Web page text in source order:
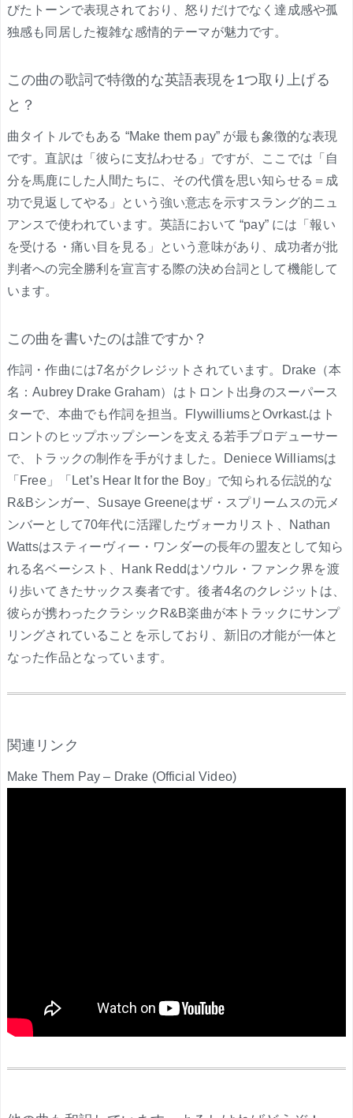
びたトーンで表現されており、怒りだけでなく達成感や孤
独感も同居した複雑な感情的テーマが魅力です。
この曲の歌詞で特徴的な英語表現を1つ取り上げる
と？
曲タイトルでもある “Make them pay” が最も象徴的な表現
です。直訳は「彼らに支払わせる」ですが、ここでは「自
分を馬鹿にした人間たちに、その代償を思い知らせる＝成
功で見返してやる」という強い意志を示すスラング的ニュ
アンスで使われています。英語において “pay” には「報い
を受ける・痛い目を見る」という意味があり、成功者が批
判者への完全勝利を宣言する際の決め台詞として機能して
います。
この曲を書いたのは誰ですか？
作詞・作曲には7名がクレジットされています。Drake（本
名：Aubrey Drake Graham）はトロント出身のスーパース
ターで、本曲でも作詞を担当。FlywilliumsとOvrkast.はト
ロントのヒップホップシーンを支える若手プロデューサー
で、トラックの制作を手がけました。Deniece Williamsは
「Free」「Let’s Hear It for the Boy」で知られる伝説的な
R&Bシンガー、Susaye Greeneはザ・スプリームスの元メ
ンバーとして70年代に活躍したヴォーカリスト、Nathan
Wattsはスティーヴィー・ワンダーの長年の盟友として知ら
れる名ベーシスト、Hank Reddはソウル・ファンク界を渡
り歩いてきたサックス奏者です。後者4名のクレジットは、
彼らが携わったクラシックR&B楽曲が本トラックにサンプ
リングされていることを示しており、新旧の才能が一体と
なった作品となっています。
関連リンク
Make Them Pay – Drake (Official Video)